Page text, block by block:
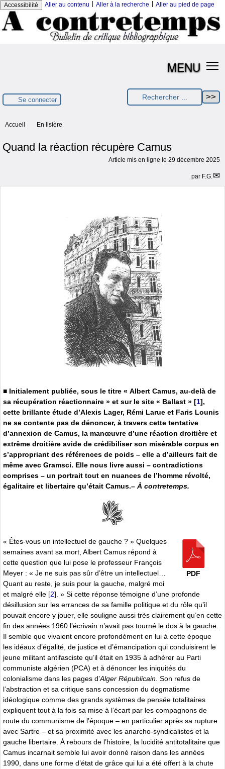
Accessibilité Aller au contenu Aller à la recherche Aller au pied de page
MENU
Se connecter
Accueil En lisière
Quand la réaction récupère Camus
Article mis en ligne le 29 décembre 2025
par F.G.
■ Initialement publiée, sous le titre « Albert Camus, au-delà de
sa récupération réactionnaire » et sur le site « Ballast » [1],
cette brillante étude d’Alexis Lager, Rémi Larue et Faris Lounis
ne se contente pas de dénoncer, à travers cette tentative
d’annexion de Camus, la manœuvre d’une réaction droitière et
extrême droitière avide de crédibiliser son misérable corpus en
s’appropriant des références de poids – elle a d’ailleurs fait de
même avec Gramsci. Elle nous livre aussi – contradictions
comprises – un portrait tout en nuances de l’homme révolté,
égalitaire et libertaire qu’était Camus.– À contretemps.
PDF
« Êtes-vous un intellectuel de gauche ? » Quelques
semaines avant sa mort, Albert Camus répond à
cette question que lui pose le professeur François
Meyer : « Je ne suis pas sûr d’être un intellectuel…
Quant au reste, je suis pour la gauche, malgré moi
et malgré elle [2]. » Si cette réponse témoigne d’une profonde
désillusion sur les errances de sa famille politique et du rôle qu’il
pouvait encore y jouer, elle souligne aussi très clairement qu’en cette
fin des années 1960 l’écrivain n’avait pas tourné le dos à la gauche.
Il semble que vivaient encore profondément en lui à cette époque
les idéaux d’égalité, de justice et d’émancipation qui conduisirent le
jeune militant antifasciste qu’il était en 1935 à adhérer au Parti
communiste algérien (PCA) et à dénoncer les iniquités du
colonialisme dans les pages d’Alger Républicain. Son refus de
l’abstraction et sa critique sans concession du dogmatisme
idéologique comme des grands systèmes de pensée totalitaires
expliquent tout à la fois sa mise à l’écart par les compagnons de
route du communisme de l’époque – en particulier après sa rupture
avec Sartre – et sa proximité avec les anarcho-syndicalistes et la
gauche libertaire. À rebours de l’histoire, la lucidité antitotalitaire que
Camus incarnait semble lui avoir donné raison dans les années
1990, dans une forme d’état de grâce qui lui a été offert à la chute